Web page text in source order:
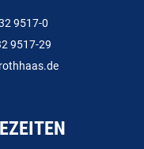
9517-0
9517-29